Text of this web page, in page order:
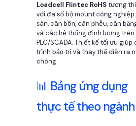
Loadcell Flintec RoHS tương
với đa số bộ mount công
sàn, cân bồn, cân phễu, cân
và các hệ thống định lượng trên
PLC/SCADA. Thiết kế tối ưu giúp
trình bảo trì và thay thế diễn ra
chóng.
📊 Bảng ứng dụng
thực tế theo ngành